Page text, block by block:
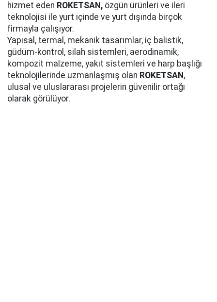
hizmet eden ROKETSAN, özgün ürünleri ve ileri
teknolojisi ile yurt içinde ve yurt dışında birçok
firmayla çalışıyor.
Yapısal, termal, mekanik tasarımlar, iç balistik,
güdüm-kontrol, silah sistemleri, aerodinamik,
kompozit malzeme, yakıt sistemleri ve harp başlığı
teknolojilerinde uzmanlaşmış olan ROKETSAN ,
ulusal ve uluslararası projelerin güvenilir ortağı
olarak görülüyor.